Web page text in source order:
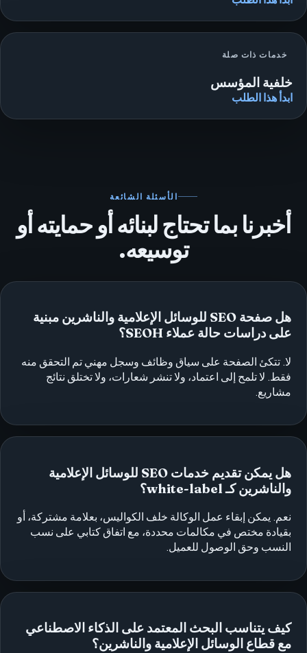
خدمات ذات صلة
خلفية المؤسس
ابدأ هذا الطلب
الأسئلة الشائعة
أخبرنا بما تحتاج لبنائه أو حمايته أو
توسيعه.
هل صفحة SEO للوسائل الإعلامية والناشرين مبنية
على دراسات حالة عملاء SEOH؟
لا. تتكئ الصفحة على سياق وظائف وسجل مهني تم التحقق منه
فقط. لا تلمح إلى اعتماد، ولا تنشر شعارات، ولا تختلق نتائج
مشاريع.
هل يمكن تقديم خدمات SEO للوسائل الإعلامية
والناشرين كـ white-label؟
نعم. يمكن إبقاء عمل الوكالة خلف الكواليس، بعلامة مشتركة، أو
بقيادة مختص في مكالمات محددة، مع اتفاق كتابي على نسب
النسب وحق الوصول للعميل.
كيف يتناسب البحث المعتمد على الذكاء الاصطناعي
مع قطاع الوسائل الإعلامية والناشرين؟